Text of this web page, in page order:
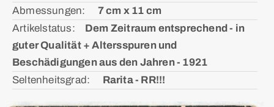
Abmessungen: ᅠ 7 cm x 11 cm
Artikelstatus:ᅠ Dem Zeitraum entsprechend - in
guter Qualität + Altersspuren und
Beschädigungen aus den Jahren - 1921
Seltenheitsgrad: ᅠ Rarita - RR!!!